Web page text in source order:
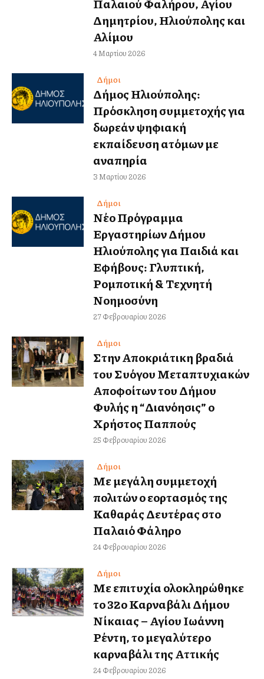
Παλαιού Φαλήρου, Αγίου
Δημητρίου, Ηλιούπολης και
Αλίμου
4 Μαρτίου 2026
Δήμοι
Δήμος Ηλιούπολης:
Πρόσκληση συμμετοχής για
δωρεάν ψηφιακή
εκπαίδευση ατόμων με
αναπηρία
3 Μαρτίου 2026
Δήμοι
Νέο Πρόγραμμα
Εργαστηρίων Δήμου
Ηλιούπολης για Παιδιά και
Εφήβους: Γλυπτική,
Ρομποτική & Τεχνητή
Νοημοσύνη
27 Φεβρουαρίου 2026
Δήμοι
Στην Αποκριάτικη βραδιά
του Συλλόγου Μεταπτυχιακών
Αποφοίτων του Δήμου
Φυλής η “Διανόησις” ο
Χρήστος Παππούς
25 Φεβρουαρίου 2026
Δήμοι
Με μεγάλη συμμετοχή
πολιτών ο εορτασμός της
Καθαράς Δευτέρας στο
Παλαιό Φάληρο
24 Φεβρουαρίου 2026
Δήμοι
Με επιτυχία ολοκληρώθηκε
το 32ο Καρναβάλι Δήμου
Νίκαιας – Αγίου Ιωάννη
Ρέντη, το μεγαλύτερο
καρναβάλι της Αττικής
24 Φεβρουαρίου 2026